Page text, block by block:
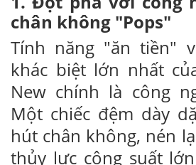
chân không "Pops"
Tính năng "ăn tiền"
khác biệt lớn nhất
New chính là công
Một chiếc đệm dày
hút chân không, nén
thủy lực công suất